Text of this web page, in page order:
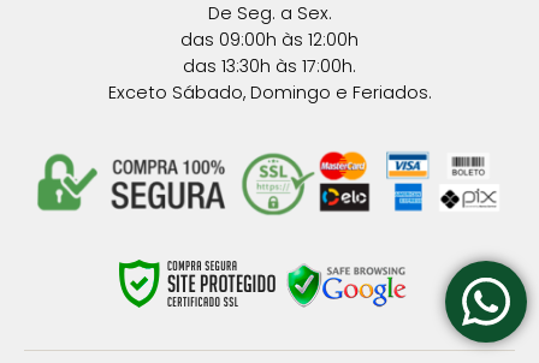
De Seg. a Sex.
das 09:00h às 12:00h
das 13:30h às 17:00h.
Exceto Sábado, Domingo e Feriados.